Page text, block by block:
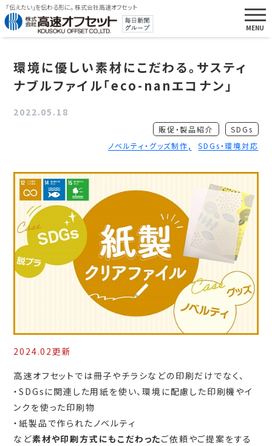
「伝えたい」を伝わる形に。 株式会社高速オフセット
環境に優しい素材にこだわる。サスティ
ナブルファイル「eco-nanエコナン」
2022.05.18
販促・製品紹介
SDGs
ノベルティ・グッズ制作
SDGs・環境対応
2024.02更新
高速オフセットでは冊子やチラシなどの印刷だけでなく、
・SDGsに関連した用紙を使い、環境に配慮した印刷機やイ
ンクを使った印刷物
・紙製品で作られたノベルティ
など素材や印刷方式にもこだわったご依頼やご提案をする